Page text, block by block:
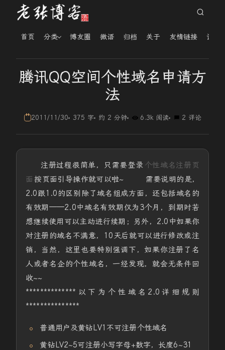
首页 分类 博友圈 微语 归档 关于 友情链接 读者
腾讯QQ空间个性域名申请方
法
2011/11/30 375 字 约 2 分钟 6.3k 阅读 2 评论
注册过程很简单，只需要登录 个性域名注册页
面 按页面引导操作就可以啦~ 需要说明的是，
2.0跟1.0的区别除了域名组成方面，还包括域名的
有效期——2.0中域名有效期仅为3个月，到期时若
想继续使用可以主动进行续期；另外，2.0中如果你
对注册的域名不满意，10天后就可以进行修改或注
销，当然，这里也要特别强调下，如果你注册了名
人或者名企的个性域名，一经发现，就会无条件回
收~~
**************以下为个性域名2.0详细规则
***************
普通用户及黄钻LV1不可注册个性域名
黄钻LV2~5可注册小写字母+数字，长度6~31